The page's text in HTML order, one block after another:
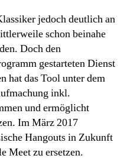
jedoch deutlich an
schon beinahe
Doch den
gestarteten Dienst
hat das Tool unter dem
inkl.
und ermöglicht
Im März 2017
Hangouts in Zukunft
Meet zu ersetzen.